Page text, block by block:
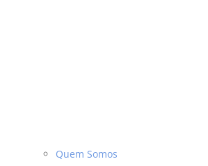
Quem Somos